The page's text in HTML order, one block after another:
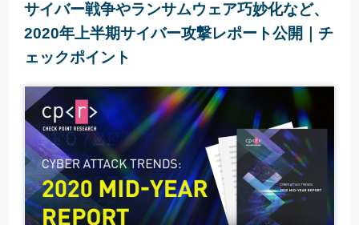
サイバー戦争やランサムウェア巧妙化など、
2020年上半期サイバー攻撃レポート公開｜チ
ェックポイント